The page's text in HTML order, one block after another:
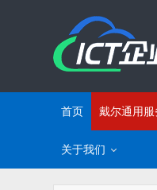
首页 戴尔通用服
关于我们